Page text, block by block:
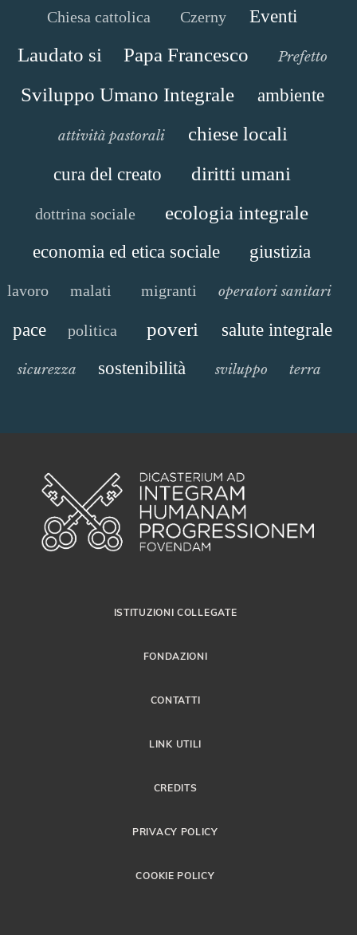
Chiesa cattolica Czerny Eventi
Laudato si Papa Francesco Prefetto
Sviluppo Umano Integrale ambiente
attività pastorali chiese locali
cura del creato diritti umani
dottrina sociale ecologia integrale
economia ed etica sociale giustizia
lavoro malati migranti operatori sanitari
pace politica poveri salute integrale
sicurezza sostenibilità sviluppo terra
ISTITUZIONI COLLEGATE
FONDAZIONI
CONTATTI
LINK UTILI
CREDITS
PRIVACY POLICY
COOKIE POLICY